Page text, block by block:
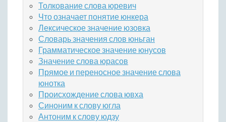
Толкование слова юревич
Что означает понятие юнкера
Лексическое значение юзовка
Словарь значения слов юньган
Грамматическое значение юнусов
Значение слова юрасов
Прямое и переносное значение слова
юнотка
Происхождение слова ювха
Синоним к слову югла
Антоним к слову юдзу